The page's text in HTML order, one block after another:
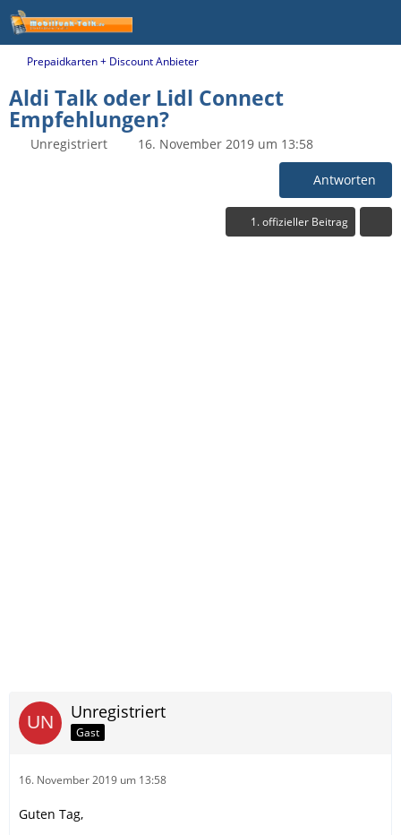
Prepaidkarten + Discount Anbieter
Aldi Talk oder Lidl Connect
Empfehlungen?
Unregistriert 16. November 2019 um 13:58
Antworten
1. offizieller Beitrag
Unregistriert
Gast
16. November 2019 um 13:58
Guten Tag,